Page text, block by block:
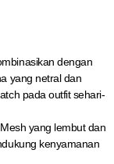
dengan
yang netral dan
pada outfit sehari-
yang lembut dan
kenyamanan